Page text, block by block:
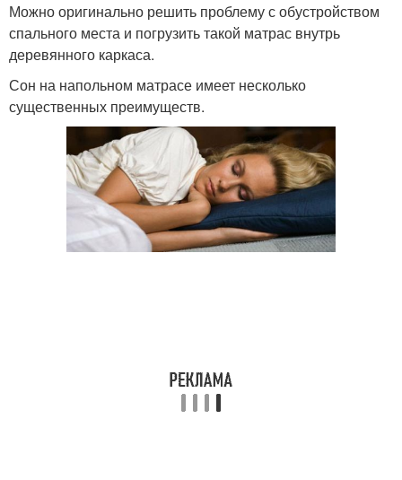
Можно оригинально решить проблему с обустройством
спального места и погрузить такой матрас внутрь
деревянного каркаса.
Сон на напольном матрасе имеет несколько
существенных преимуществ.